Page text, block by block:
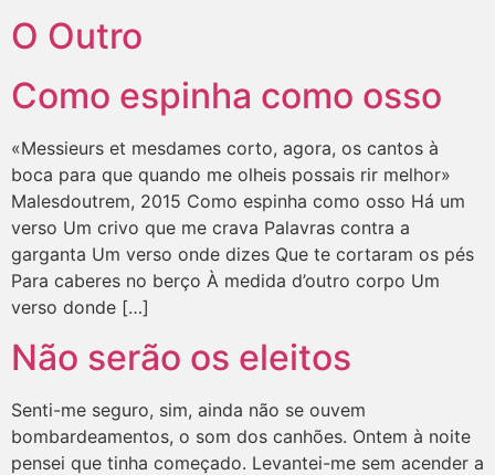
O Outro
Como espinha como osso
«Messieurs et mesdames corto, agora, os cantos à
boca para que quando me olheis possais rir melhor»
Malesdoutrem, 2015 Como espinha como osso Há um
verso Um crivo que me crava Palavras contra a
garganta Um verso onde dizes Que te cortaram os pés
Para caberes no berço À medida d’outro corpo Um
verso donde […]
Não serão os eleitos
Senti-me seguro, sim, ainda não se ouvem
bombardeamentos, o som dos canhões. Ontem à noite
pensei que tinha começado. Levantei-me sem acender a